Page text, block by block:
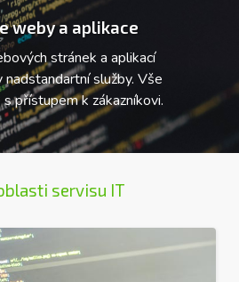
weby a aplikace
stránek a aplikací
nadstandartní služby. Vše
přístupem k zákazníkovi.
servisu IT